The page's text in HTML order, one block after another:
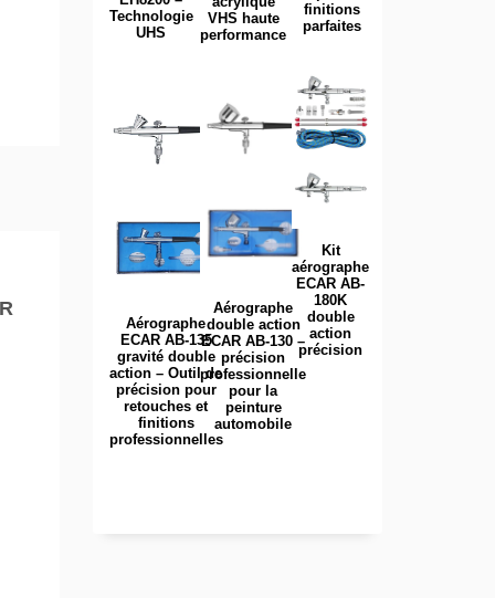
Technologie
UHS
VHS haute
performance
finitions
parfaites
Aérographe
ECAR AB-135
gravité double
action – Outil de
précision pour
retouches et
finitions
professionnelles
Aérographe
double action
ECAR AB-130 –
précision
professionnelle
pour la
peinture
automobile
Kit
aérographe
ECAR AB-
180K
double
action
précision